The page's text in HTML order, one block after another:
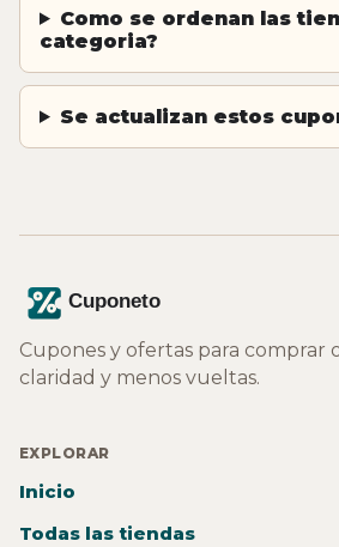
Como se ordenan las
categoria?
Se actualizan estos
Cupones y ofertas para comprar
claridad y menos vueltas.
EXPLORAR
Inicio
Todas las tiendas